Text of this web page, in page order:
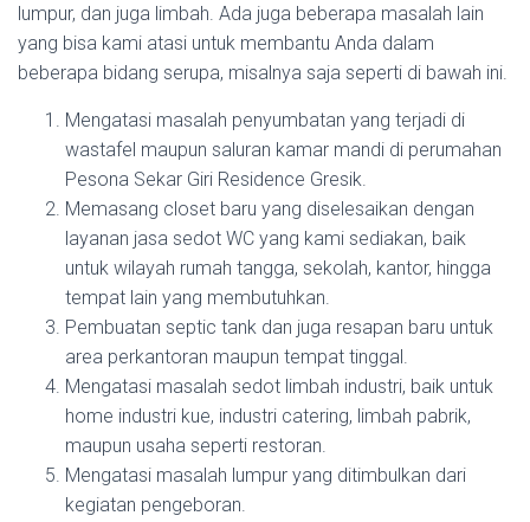
lumpur, dan juga limbah. Ada juga beberapa masalah lain
yang bisa kami atasi untuk membantu Anda dalam
beberapa bidang serupa, misalnya saja seperti di bawah ini.
Mengatasi masalah penyumbatan yang terjadi di
wastafel maupun saluran kamar mandi di perumahan
Pesona Sekar Giri Residence Gresik.
Memasang closet baru yang diselesaikan dengan
layanan jasa sedot WC yang kami sediakan, baik
untuk wilayah rumah tangga, sekolah, kantor, hingga
tempat lain yang membutuhkan.
Pembuatan septic tank dan juga resapan baru untuk
area perkantoran maupun tempat tinggal.
Mengatasi masalah sedot limbah industri, baik untuk
home industri kue, industri catering, limbah pabrik,
maupun usaha seperti restoran.
Mengatasi masalah lumpur yang ditimbulkan dari
kegiatan pengeboran.